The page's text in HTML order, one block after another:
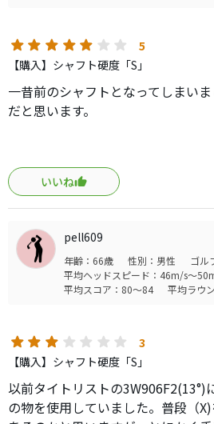
5
【購入】シャフト硬度「S」
一昔前のシャフトとなってしまい
だと思います。
飛距離はH/Sで振ったなりですが
と。似たような良いシャフトは多
なデザインで今だに一線級を張れる
いいね
pell609
年齢：66歳 性別：男性
ゴル
平均ヘッドスピード：46m/s～
平均スコア：80～84
平均ラウ
3
【購入】シャフト硬度「S」
以前タイトリストの3W906F2(13°)
の物を使用していました。普段（